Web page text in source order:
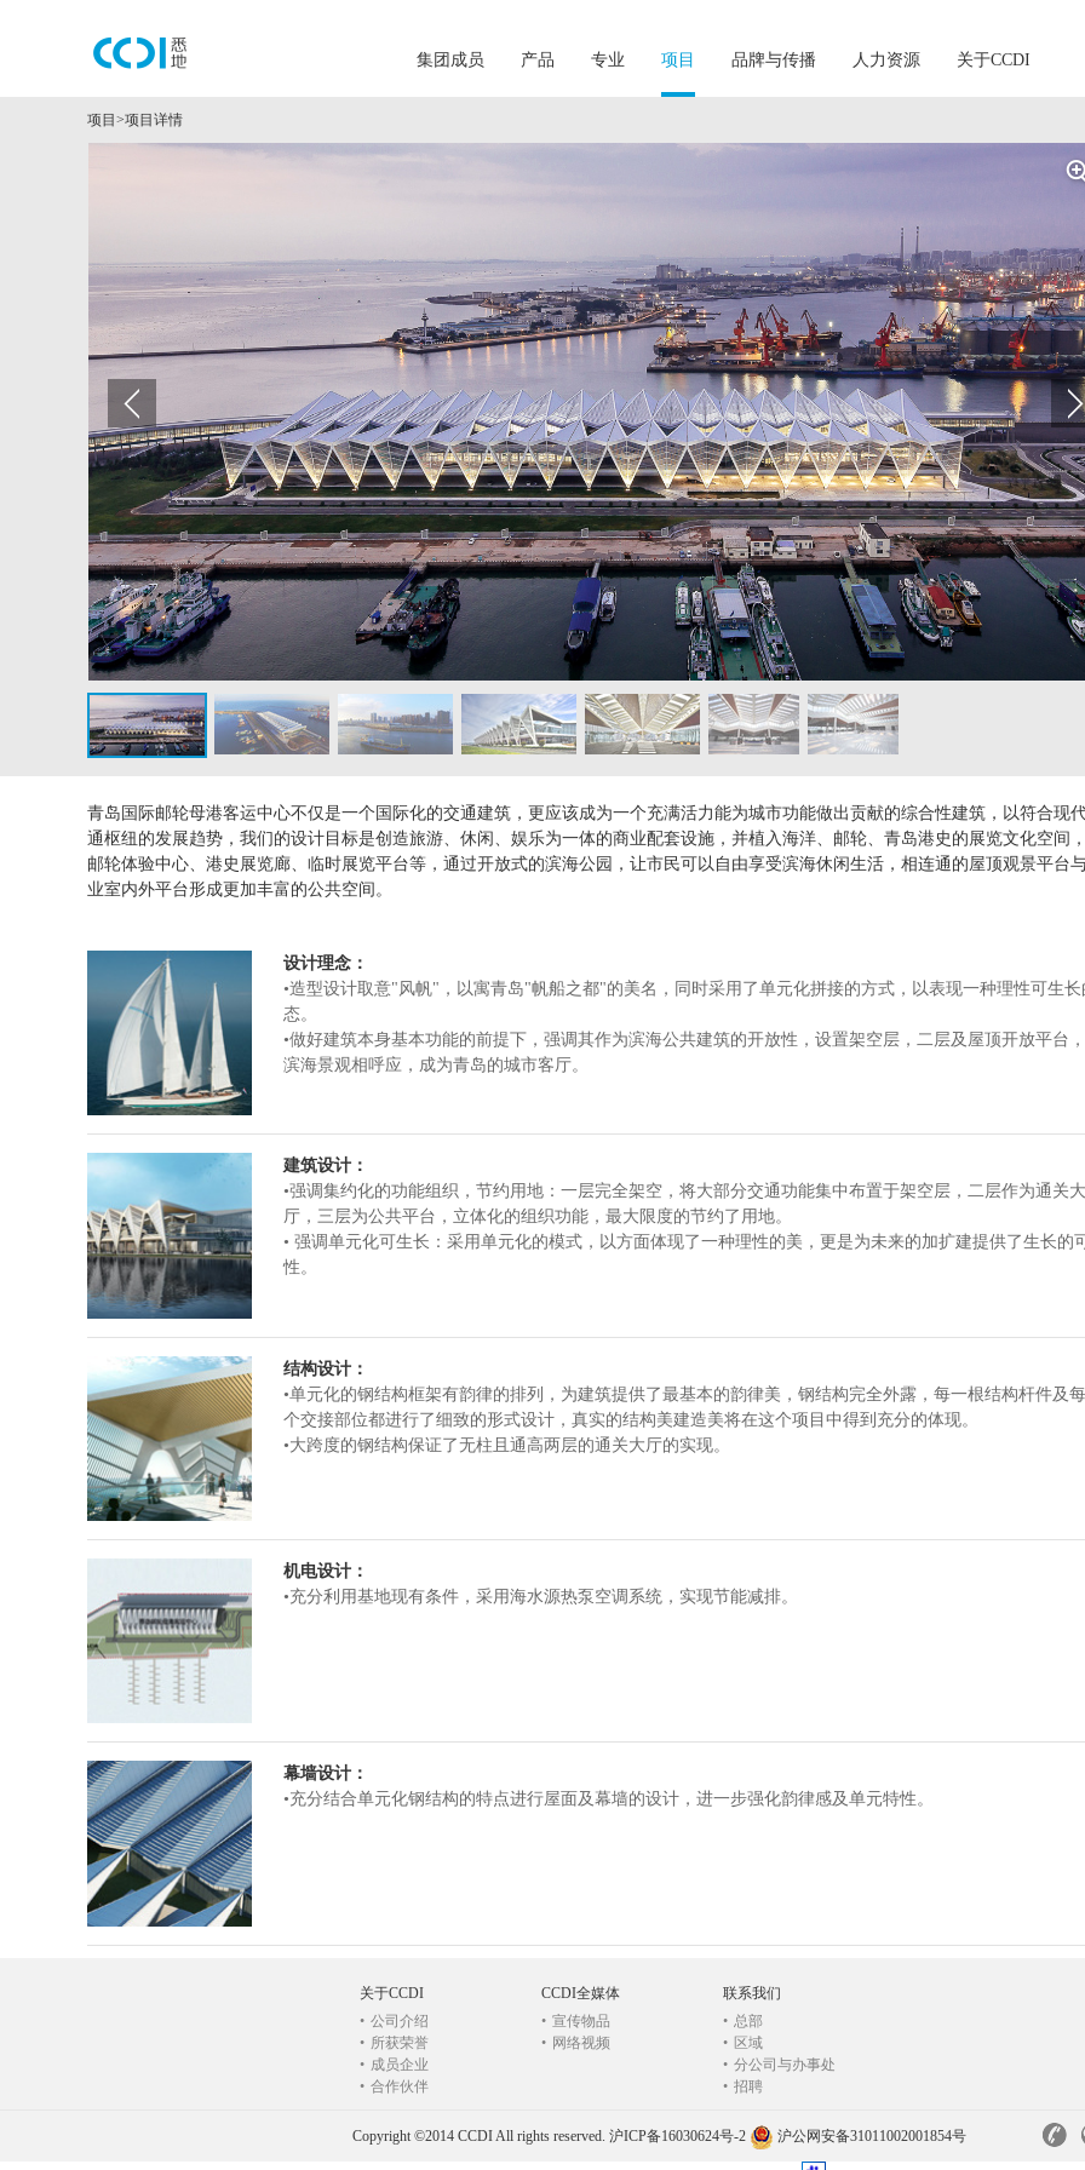
集团成员 产品 专业 项目 品牌与传播 人力资源 关于CCDI
项目 >项目详情
青岛国际邮轮母港客运中心不仅是一个国际化的交通建筑，更应该成为一个充满活力能为城市功能做出贡献的综合性建筑，以符合现
通枢纽的发展趋势，我们的设计目标是创造旅游、休闲、娱乐为一体的商业配套设施，并植入海洋、邮轮、青岛港史的展览文化空间
邮轮体验中心、港史展览廊、临时展览平台等，通过开放式的滨海公园，让市民可以自由享受滨海休闲生活，相连通的屋顶观景平台
业室内外平台形成更加丰富的公共空间。
设计理念：
•造型设计取意"风帆"，以寓青岛"帆船之都"的美名，同时采用了单元化拼接的方式，以表现一种理性可生长
态。
•做好建筑本身基本功能的前提下，强调其作为滨海公共建筑的开放性，设置架空层，二层及屋顶开放平台
滨海景观相呼应，成为青岛的城市客厅。
建筑设计：
•强调集约化的功能组织，节约用地：一层完全架空，将大部分交通功能集中布置于架空层，二层作为通关大
厅，三层为公共平台，立体化的组织功能，最大限度的节约了用地。
• 强调单元化可生长：采用单元化的模式，以方面体现了一种理性的美，更是为未来的加扩建提供了生长的
性。
结构设计：
•单元化的钢结构框架有韵律的排列，为建筑提供了最基本的韵律美，钢结构完全外露，每一根结构杆件及
个交接部位都进行了细致的形式设计，真实的结构美建造美将在这个项目中得到充分的体现。
•大跨度的钢结构保证了无柱且通高两层的通关大厅的实现。
机电设计：
•充分利用基地现有条件，采用海水源热泵空调系统，实现节能减排。
幕墙设计：
•充分结合单元化钢结构的特点进行屋面及幕墙的设计，进一步强化韵律感及单元特性。
关于CCDI
• 公司介绍
• 所获荣誉
• 成员企业
• 合作伙伴
CCDI全媒体
• 宣传物品
• 网络视频
联系我们
• 总部
• 区域
• 分公司与办事处
• 招聘
Copyright ©2014 CCDI All rights reserved. 沪ICP备16030624号-2 沪公网安备31011002001854号